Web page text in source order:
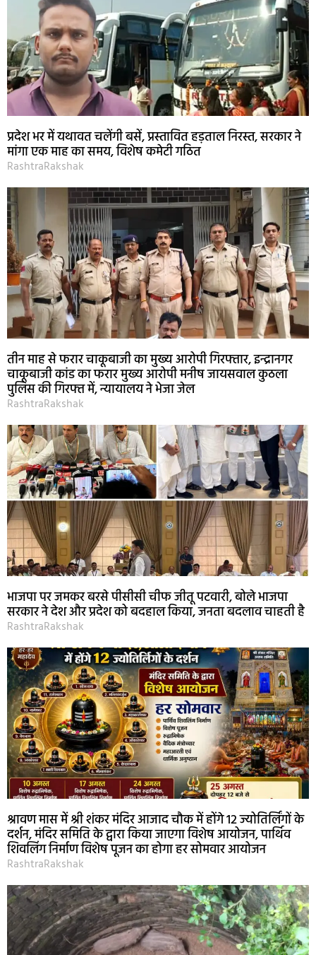
प्रदेश भर में यथावत चलेंगी बसें, प्रस्तावित हड़ताल निरस्त, सरकार ने
मांगा एक माह का समय, विशेष कमेटी गठित
RashtraRakshak
तीन माह से फरार चाकूबाजी का मुख्य आरोपी गिरफ्तार, इन्द्रानगर
चाकूबाजी कांड का फरार मुख्य आरोपी मनीष जायसवाल कुठला
पुलिस की गिरफ्त में, न्यायालय ने भेजा जेल
RashtraRakshak
भाजपा पर जमकर बरसे पीसीसी चीफ जीतू पटवारी, बोले भाजपा
सरकार ने देश और प्रदेश को बदहाल किया, जनता बदलाव चाहती है
RashtraRakshak
श्रावण मास में श्री शंकर मंदिर आजाद चौक में होंगे 12 ज्योतिर्लिंगों के
दर्शन, मंदिर समिति के द्वारा किया जाएगा विशेष आयोजन, पार्थिव
शिवलिंग निर्माण विशेष पूजन का होगा हर सोमवार आयोजन
RashtraRakshak